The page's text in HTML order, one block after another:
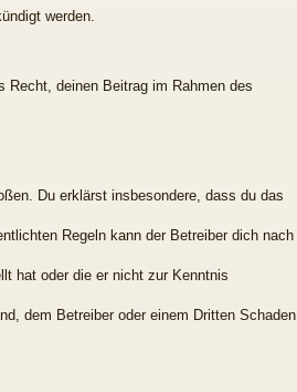
werden.
deinen Beitrag im Rahmen des
Du erklärst insbesondere, dass du das
Regeln kann der Betreiber dich nach
hat oder die er nicht zur Kenntnis
dem Betreiber oder einem Dritten Schaden